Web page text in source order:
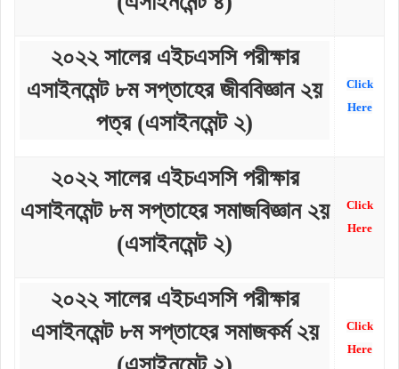
২০২২ সালের এইচএসসি পরীক্ষার
এসাইনমেন্ট ৮ম সপ্তাহের জীববিজ্ঞান ২য়
পত্র (এসাইনমেন্ট ২)
Click
Here
২০২২ সালের এইচএসসি পরীক্ষার
এসাইনমেন্ট ৮ম সপ্তাহের সমাজবিজ্ঞান ২য়
(এসাইনমেন্ট ২)
Click
Here
২০২২ সালের এইচএসসি পরীক্ষার
এসাইনমেন্ট ৮ম সপ্তাহের সমাজকর্ম ২য়
Click
Here